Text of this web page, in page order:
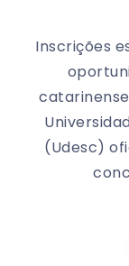
Inscrições
(Udesc)